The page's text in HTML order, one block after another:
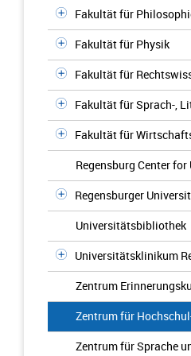
Fakultät für
Fakultät für Physik
Fakultät für
Fakultät für Sprach-,
Fakultät für
Regensburg Center
Regensburger
Universitätsbibliothek
Universitätsklinikum
Zentrum
Zentrum für
Zentrum für Sprache